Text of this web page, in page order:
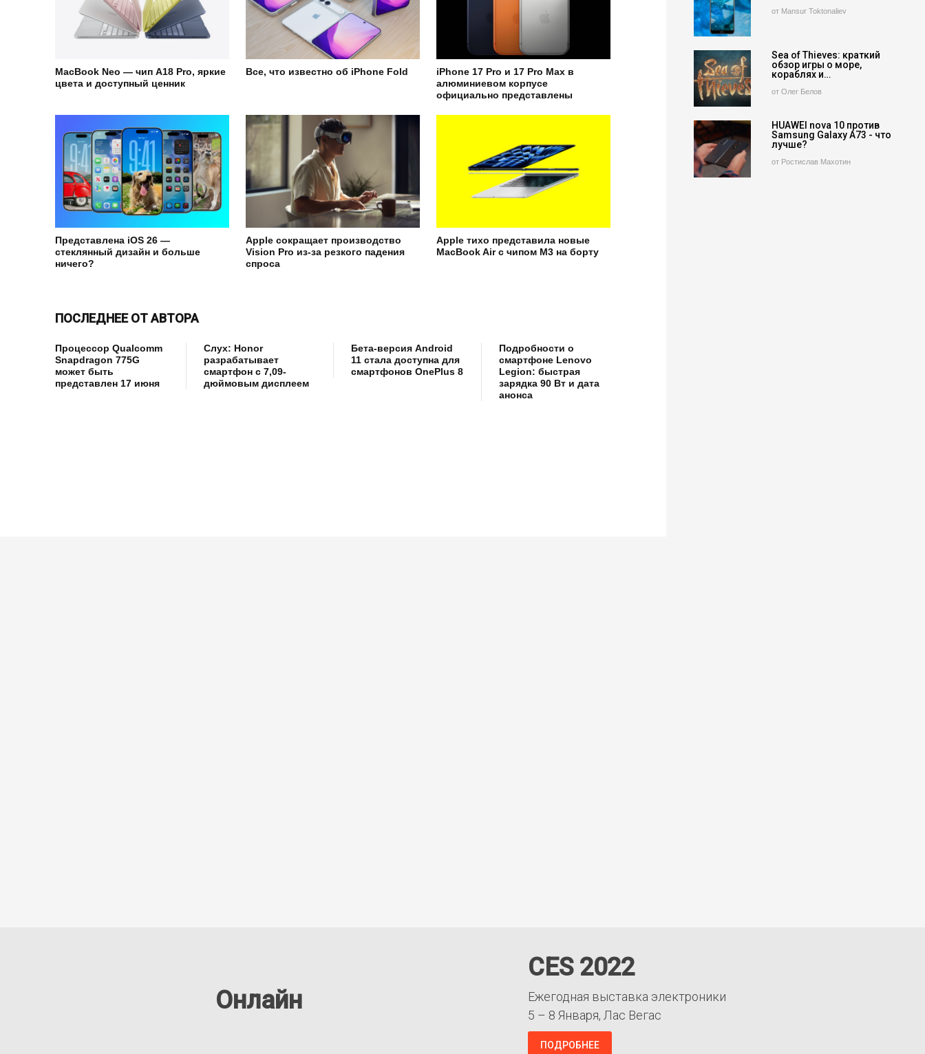
MacBook Neo — чип A18 Pro, яркие
цвета и доступный ценник
Все, что известно об iPhone Fold
iPhone 17 Pro и 17 Pro Max в
алюминиевом корпусе
официально представлены
Представлена iOS 26 —
стеклянный дизайн и больше
ничего?
Apple сокращает производство
Vision Pro из-за резкого падения
спроса
Apple тихо представила новые
MacBook Air с чипом M3 на борту
ПОСЛЕДНЕЕ ОТ АВТОРА
Процессор Qualcomm
Snapdragon 775G
может быть
представлен 17 июня
Слух: Honor
разрабатывает
смартфон с 7,09-
дюймовым дисплеем
Бета-версия Android
11 стала доступна для
смартфонов OnePlus 8
Подробности о
смартфоне Lenovo
Legion: быстрая
зарядка 90 Вт и дата
анонса
от Mansur Toktonaliev
Sea of Thieves: краткий
обзор игры о море,
кораблях и…
от Олег Белов
HUAWEI nova 10 против
Samsung Galaxy A73 - что
лучше?
от Ростислав Махотин
Онлайн
CES 2022
Ежегодная выставка электроники
5 – 8 Января, Лас Вегас
ПОДРОБНЕЕ